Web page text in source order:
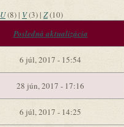
U(8)| V(3)| Z(10)
Posledná aktualizácia
6 júl, 2017 - 15:54
28 jún, 2017 - 17:16
6 júl, 2017 - 14:25